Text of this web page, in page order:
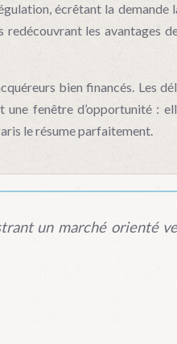
écrêtant la
les avantages
bien financés. Les
fenêtre d’opportunité :
le résume parfaitement.
un marché orienté